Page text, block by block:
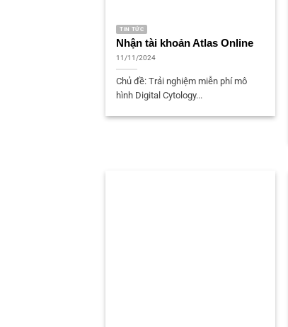
TIN TỨC
Nhận tài khoản Atlas Online
11/11/2024
Chủ đề: Trải nghiệm miễn phí mô
hình Digital Cytology...